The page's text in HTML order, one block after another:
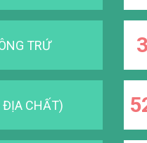
TRỨ
ĐỊA CHẤT)